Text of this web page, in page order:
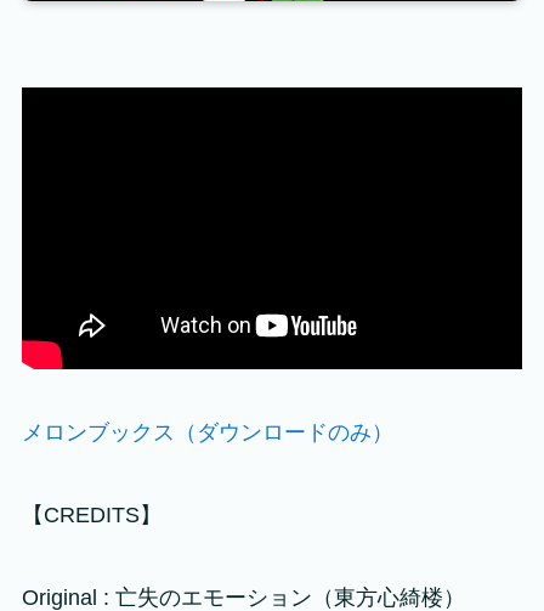
メロンブックス（ダウンロードのみ）
【CREDITS】
Original : 亡失のエモーション（東方心綺楼）